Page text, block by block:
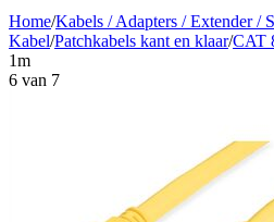
Home/Kabels / Adapters / Extender /
Kabel/Patchkabels kant en klaar/CAT
1m
6 van 7